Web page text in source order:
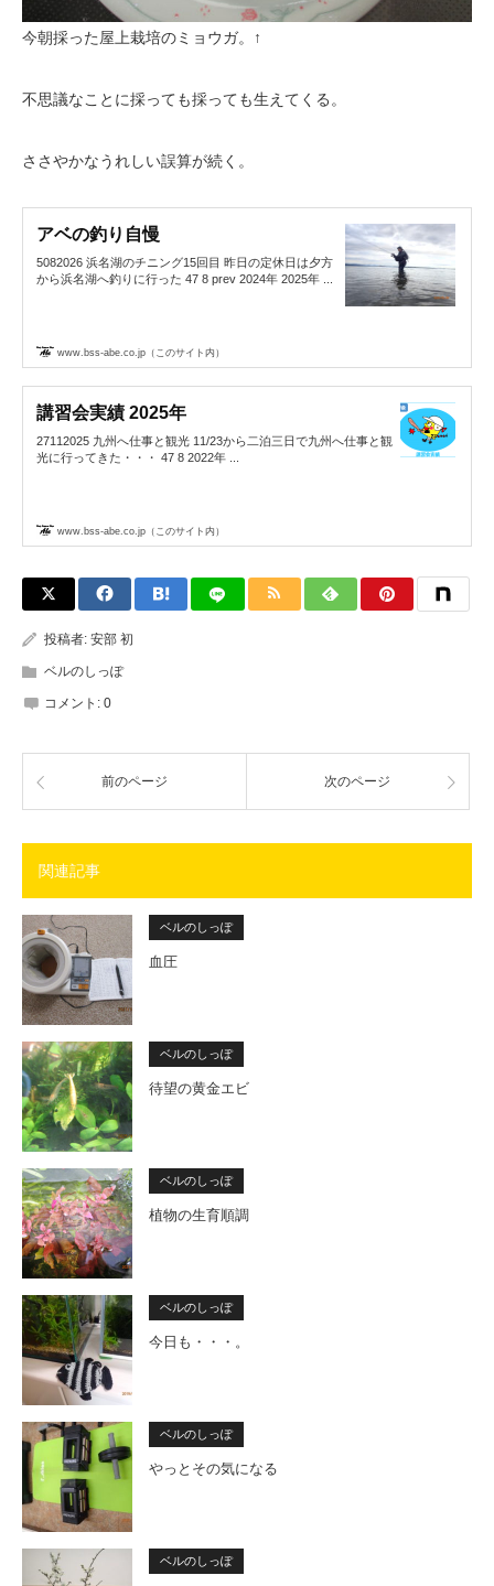
今朝採った屋上栽培のミョウガ。↑
不思議なことに採っても採っても生えてくる。
ささやかなうれしい誤算が続く。
アベの釣り自慢
5082026 浜名湖のチニング15回目 昨日の定休日は夕方
から浜名湖へ釣りに行った 47 8 prev 2024年 2025年 ...
www.bss-abe.co.jp（このサイト内）
講習会実績 2025年
27112025 九州へ仕事と観光 11/23から二泊三日で九州へ仕事と観
光に行ってきた・・・ 47 8 2022年 ...
www.bss-abe.co.jp（このサイト内）
投稿者: 安部 初
ベルのしっぽ
コメント: 0
前のページ 次のページ
関連記事
ベルのしっぽ
血圧
ベルのしっぽ
待望の黄金エビ
ベルのしっぽ
植物の生育順調
ベルのしっぽ
今日も・・・。
ベルのしっぽ
やっとその気になる
ベルのしっぽ